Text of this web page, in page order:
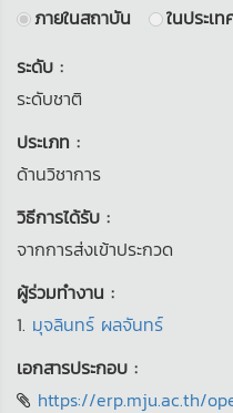
ภายในสถาบัน
ในประเท
ระดับ :
ระดับชาติ
ประเภท :
ด้านวิชาการ
วิธีการได้รับ :
จากการส่งเข้าประกวด
ผู้ร่วมทำงาน :
1. มุจลินทร์ ผลจันทร์
เอกสารประกอบ :
https://erp.mju.ac.th/